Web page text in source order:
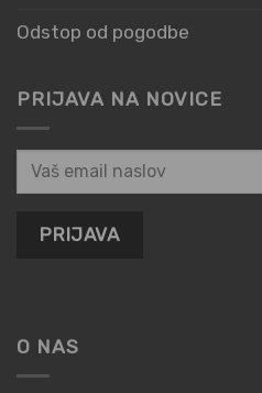
Odstop od pogodbe
PRIJAVA NA NOVICE
O NAS